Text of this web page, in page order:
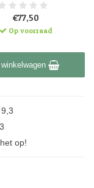
€77,50
Op voorraad
winkelwagen
op!